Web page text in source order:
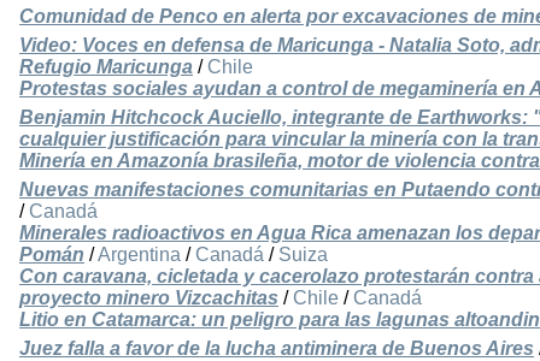
Comunidad de Penco en alerta por excavaciones de
Video: Voces en defensa de Maricunga - Natalia Soto,
Refugio Maricunga / Chile
Protestas sociales ayudan a control de megaminería en
Benjamin Hitchcock Auciello, integrante de Earthworks:
cualquier justificación para vincular la minería con la
Minería en Amazonía brasileña, motor de violencia
Nuevas manifestaciones comunitarias en Putaendo
/ Canadá
Minerales radioactivos en Agua Rica amenazan los
Pomán /Argentina / Canadá / Suiza
Con caravana, cicletada y cacerolazo protestarán
proyecto minero Vizcachitas / Chile / Canadá
Litio en Catamarca: un peligro para las lagunas
Juez falla a favor de la lucha antiminera de Buenos Aires